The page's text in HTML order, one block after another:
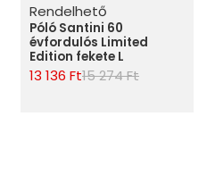
Rendelhető
Póló Santini 60
évfordulós Limited
Edition fekete L
13 136 Ft15 274 Ft